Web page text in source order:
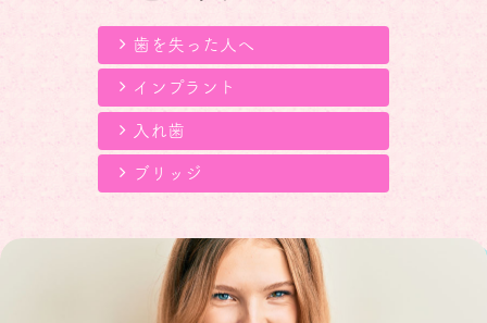
お願い致します。
【8月休診日のお知らせ】
夏季休診のため、下記日程が休診となります。
１２日(火)・１３日(水)・１４日(木)・１５日(金)
ご不便をおかけしますが、ご了承のほど何卒宜しく
研修のため、下記日程が休診となります。
８日(土)
ご不便をおかけしますが、ご了承のほど何卒宜しく
歯を失った人へ
インプラント
入れ歯
ブリッジ